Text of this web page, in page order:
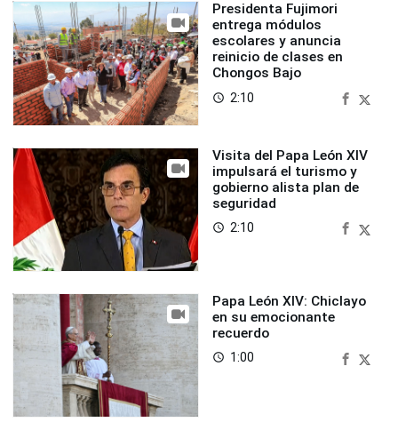
Presidenta Fujimori
entrega módulos
escolares y anuncia
reinicio de clases en
Chongos Bajo
access_time 2:10
Visita del Papa León XIV
impulsará el turismo y
gobierno alista plan de
seguridad
access_time 2:10
Papa León XIV: Chiclayo
en su emocionante
recuerdo
access_time 1:00